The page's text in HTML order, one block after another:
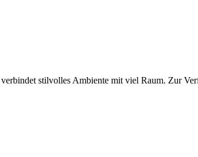
stilvolles Ambiente mit viel Raum. Zur